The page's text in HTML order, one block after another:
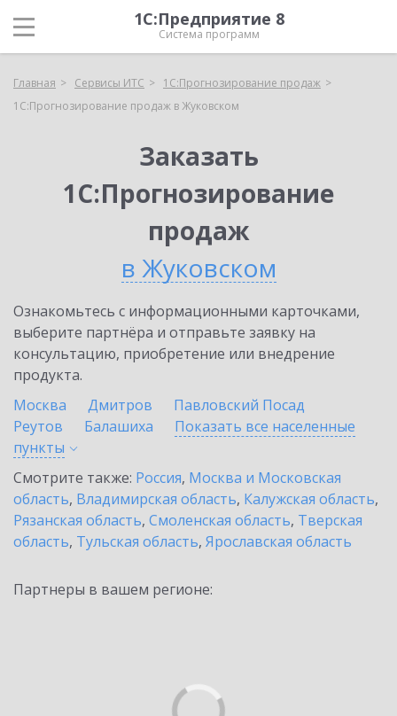
1С:Предприятие 8
Система программ
Главная Сервисы ИТС
1С:Прогнозирование продаж
1С:Прогнозирование продаж в Жуковском
Заказать
1С:Прогнозирование
продаж
в Жуковском
Ознакомьтесь с информационными карточками,
выберите партнёра и отправьте заявку на
консультацию, приобретение или внедрение
продукта.
Москва
Дмитров
Павловский Посад
Реутов
Балашиха
Показать все населенные
пункты
Смотрите также: Россия, Москва и Московская
область, Владимирская область, Калужская область,
Рязанская область, Смоленская область, Тверская
область, Тульская область, Ярославская область
Партнеры в вашем регионе: